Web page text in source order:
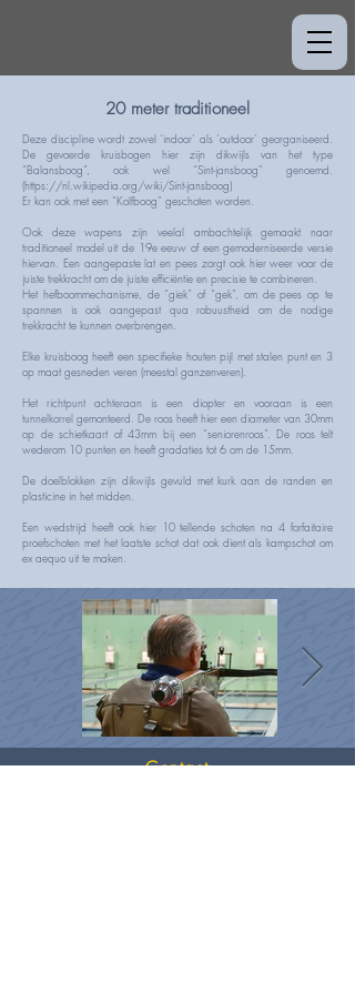
20 meter traditioneel
Deze discipline wordt zowel ‘indoor’ als ‘outdoor’ georganiseerd.
De gevoerde kruisbogen hier zijn dikwijls van het type
“Balansboog”, ook wel “Sint-jansboog” genoemd.
(https://nl.wikipedia.org/wiki/Sint-jansboog)
Er kan ook met een “Kolfboog” geschoten worden.
Ook deze wapens zijn veelal ambachtelijk gemaakt naar
traditioneel model uit de 19e eeuw of een gemoderniseerde versie
hiervan. Een aangepaste lat en pees zorgt ook hier weer voor de
juiste trekkracht om de juiste efficiëntie en precisie te combineren.
Het hefboommechanisme, de “giek” of “gek”, om de pees op te
spannen is ook aangepast qua robuustheid om de nodige
trekkracht te kunnen overbrengen.
Elke kruisboog heeft een specifieke houten pijl met stalen punt en 3
op maat gesneden veren (meestal ganzenveren).
Het richtpunt achteraan is een diopter en vooraan is een
tunnelkorrel gemonteerd. De roos heeft hier een diameter van 30mm
op de schietkaart of 43mm bij een “seniorenroos”. De roos telt
wederom 10 punten en heeft gradaties tot 6 om de 15mm.
De doelblokken zijn dikwijls gevuld met kurk aan de randen en
plasticine in het midden.
Een wedstrijd heeft ook hier 10 tellende schoten na 4 forfaitaire
proefschoten met het laatste schot dat ook dient als kampschot om
ex aequo uit te maken.
Contact